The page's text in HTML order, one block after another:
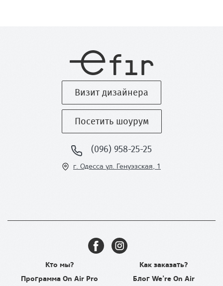
г. Одесса ул. Генуэзская, 1
(096) 958-25-25
Посетить шоурум
Визит дизайнера
Кто мы? Как заказать?
Программа On Air Pro Блог We’re On Air